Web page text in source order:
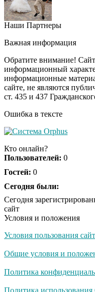
Ролик
шоке от
Ролик из
будете
Ржу не
Скрытая
люди
Ролик
смеяться вы
Королева
Наши Партнеры
Важная информация
Обратите внимание!
информационный
информационные
сайте, не являются
ст. 435 и 437
Ошибка в тексте
Кто онлайн?
Пользователей: 0
Гостей: 0
Сегодня были:
Сегодня
сайт
Условия и положения
Условия пользования
Общие условия и
Политика
Политика использования